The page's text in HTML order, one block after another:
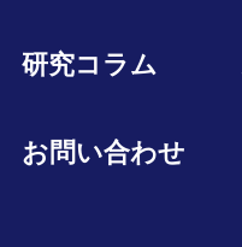
研究コラム
お問い合わせ